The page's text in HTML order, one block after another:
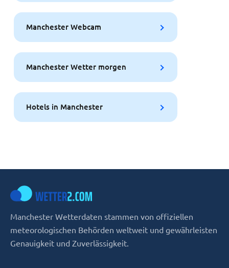
Manchester Webcam
Manchester Wetter morgen
Hotels in Manchester
Manchester Wetterdaten stammen von offiziellen
meteorologischen Behörden weltweit und gewährleisten
Genauigkeit und Zuverlässigkeit.